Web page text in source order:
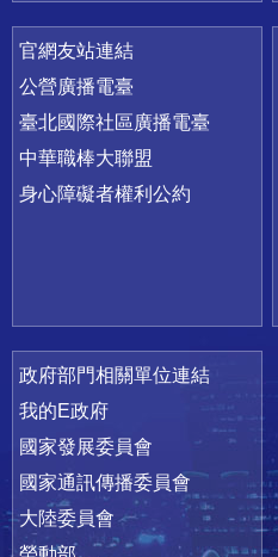
官網友站連結
公營廣播電臺
臺北國際社區廣播電臺
中華職棒大聯盟
身心障礙者權利公約
政府部門相關單位連結
我的E政府
國家發展委員會
國家通訊傳播委員會
大陸委員會